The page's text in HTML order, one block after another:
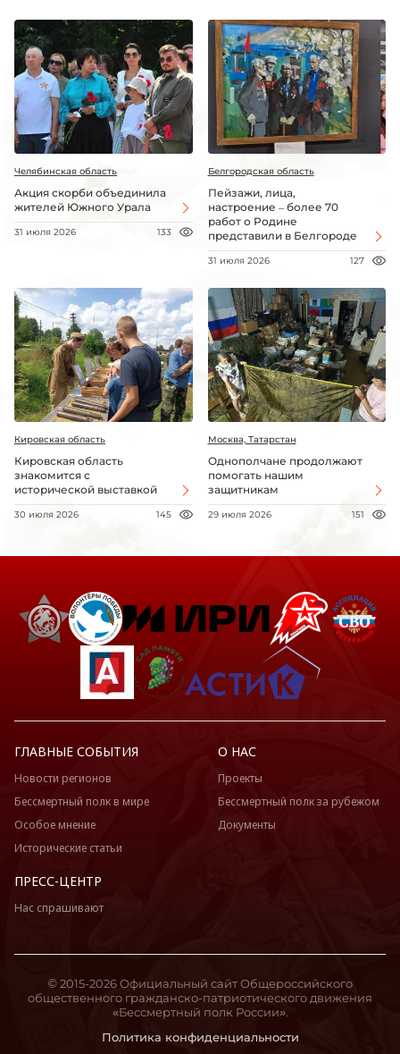
Челябинская область
Акция скорби объединила
жителей Южного Урала
31 июля 2026 133
Белгородская область
Пейзажи, лица,
настроение – более 70
работ о Родине
представили в Белгороде
31 июля 2026 127
Кировская область
Кировская область
знакомится с
исторической выставкой
30 июля 2026 145
Москва, Татарстан
Однополчане продолжают
помогать нашим
защитникам
29 июля 2026 151
ГЛАВНЫЕ СОБЫТИЯ
Новости регионов
Бессмертный полк в мире
Особое мнение
Исторические статьи
О НАС
Проекты
Бессмертный полк за рубежом
Документы
ПРЕСС-ЦЕНТР
Нас спрашивают
Политика конфиденциальности
© 2015-2026 Официальный сайт Общероссийского
общественного гражданско-патриотического движения
«Бессмертный полк России».